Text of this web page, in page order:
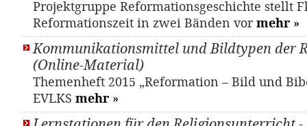
Projektgruppe Reformationsgeschichte stellt
Reformationszeit in zwei Bänden vormehr »
Kommunikationsmittel und Bildtypen der
(Online-Material)
Themenheft 2015 „Reformation – Bild und
EVLKS mehr »